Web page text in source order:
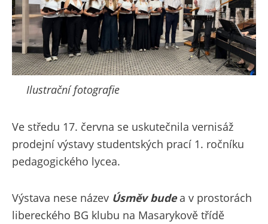
Ilustrační fotografie
Ve středu 17. června se uskutečnila vernisáž
prodejní výstavy studentských prací 1. ročníku
pedagogického lycea.
Výstava nese název Úsměv budea v prostorách
libereckého BG klubu na Masarykově třídě